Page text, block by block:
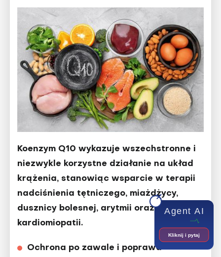
Koenzym Q10 wykazuje wszechstronne i
niezwykle korzystne działanie na układ
krążenia, stanowiąc wsparcie w terapii
nadciśnienia tętniczego, miażdżycy,
dusznicy bolesnej, arytmii oraz
kardiomiopatii.
Ochrona po zawale i poprawa
Agent AI
Kliknij i pytaj